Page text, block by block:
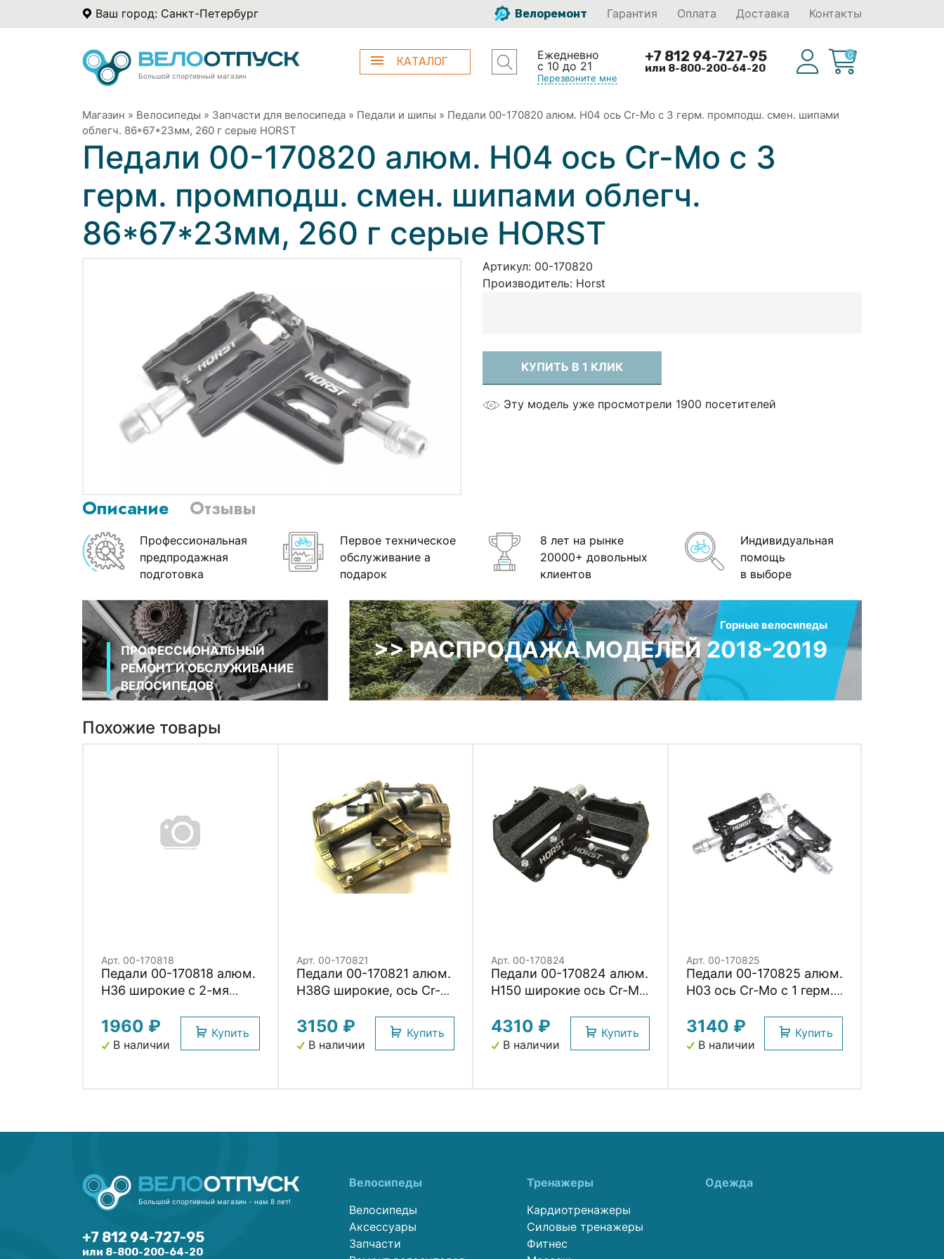
Ваш город: Санкт-Петербург Велоремонт Гарантия Оплата Доставка Контакты
Большой спортивный магазин
КАТАЛОГ
Ежедневно
с 10 до 21
Перезвоните мне
+7 812 94-727-95
или 8-800-200-64-20
0
Магазин » Велосипеды » Запчасти для велосипеда » Педали и шипы » Педали 00-170820 алюм. H04 ось Cr-Mo с 3 герм. промподш. смен. шипами
облегч. 86*67*23мм, 260 г серые HORST
Педали 00-170820 алюм. H04 ось Cr-Mo с 3
герм. промподш. смен. шипами облегч.
86*67*23мм, 260 г серые HORST
Артикул: 00-170820
Производитель: Horst
КУПИТЬ В 1 КЛИК
Эту модель уже просмотрели 1900 посетителей
Описание Отзывы
Профессиональная
предпродажная
подготовка
Первое техническое
обслуживание а
подарок
8 лет на рынке
20000+ довольных
клиентов
Индивидуальная
помощь
в выборе
ПРОФЕССИОНАЛЬНЫЙ
РЕМОНТ И ОБСЛУЖИВАНИЕ
ВЕЛОСИПЕДОВ
Горные велосипеды
>> РАСПРОДАЖА МОДЕЛЕЙ 2018-2019
Похожие товары
Арт. 00-170818
Педали 00-170818 алюм.
H36 широкие с 2-мя
1/2', 420 г черные HORST
1960 ₽
В наличии
Купить
Арт. 00-170821
Педали 00-170821 алюм.
H38G широкие, ось Cr-
промподш.+1DU,
90*105*7мм, 380 г
3150 ₽
В наличии
Купить
Арт. 00-170824
Педали 00-170824 алюм.
H150 широкие ось Cr-Mo
со шкуркой,
90*105*18мм, 375г
4310 ₽
В наличии
Купить
Арт. 00-170825
Педали 00-170825 алюм.
H03 ось Cr-Mo с 1 герм.
облег, 90*67*23мм, 276
г черно-серые HORST
3140 ₽
В наличии
Купить
Большой спортивный магазин - нам 8 лет!
+7 812 94-727-95
или 8-800-200-64-20
Велосипеды
Велосипеды
Аксессуары
Запчасти
Тренажеры
Кардиотренажеры
Силовые тренажеры
Фитнес
Одежда